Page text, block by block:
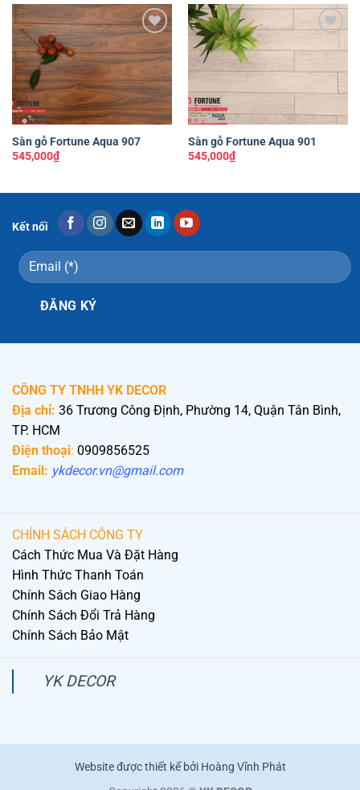
Yêu
thích
Sàn gỗ Fortune Aqua 907
545,000₫
Sàn gỗ Fortune Aqua 901
545,000₫
Kết nối
CÔNG TY TNHH YK DECOR
Địa chỉ: 36 Trương Công Định, Phường 14, Quận Tân Bình,
TP. HCM
Điện thoại: 0909856525
Email: ykdecor.vn@gmail.com
CHÍNH SÁCH CÔNG TY
Cách Thức Mua Và Đặt Hàng
Hình Thức Thanh Toán
Chính Sách Giao Hàng
Chính Sách Đổi Trả Hàng
Chính Sách Bảo Mật
YK DECOR
Website được thiết kế bởi Hoàng Vĩnh Phát